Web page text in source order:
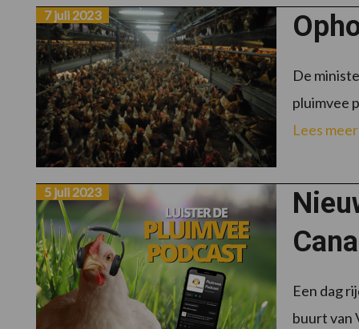
7 juli 2023
De
pluimvee
Lees meer
5 juli 2023
Een dag
buurt van